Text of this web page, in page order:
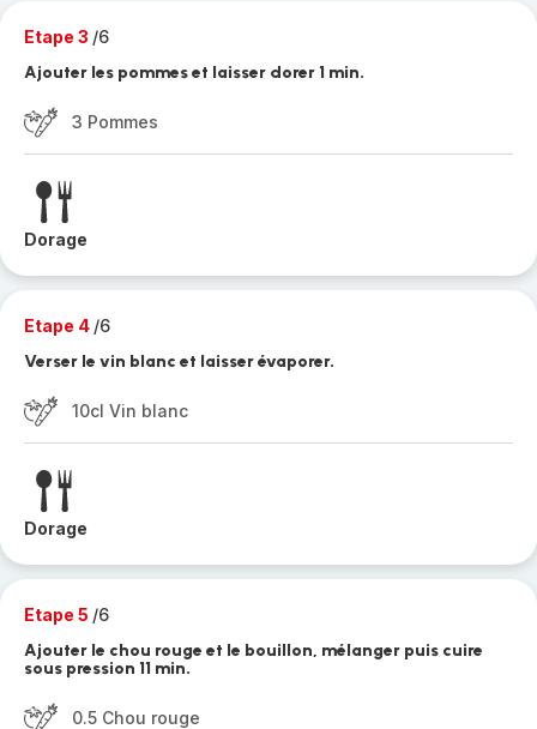
Etape 3 /6
Ajouter les pommes et laisser dorer 1 min.
3 Pommes
Dorage
Etape 4 /6
Verser le vin blanc et laisser évaporer.
10cl Vin blanc
Dorage
Etape 5 /6
Ajouter le chou rouge et le bouillon, mélanger puis cuire
sous pression 11 min.
0.5 Chou rouge